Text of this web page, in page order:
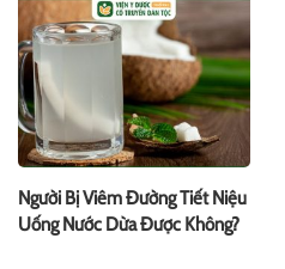
Người Bị Viêm Đường Tiết Niệu
Uống Nước Dừa Được Không?